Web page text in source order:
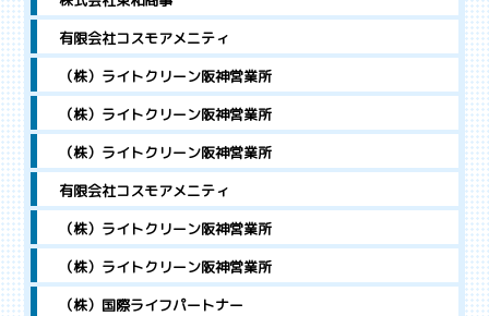
有限会社コスモアメニティ
（株）ライトクリーン阪神営業所
（株）ライトクリーン阪神営業所
（株）ライトクリーン阪神営業所
有限会社コスモアメニティ
（株）ライトクリーン阪神営業所
（株）ライトクリーン阪神営業所
（株）国際ライフパートナー